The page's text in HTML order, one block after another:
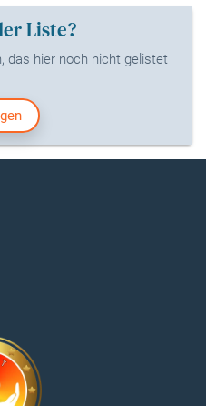
Liste?
das hier noch nicht gelistet